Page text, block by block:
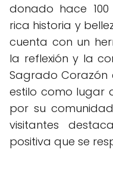
donado hace
rica historia y
cuenta con un
la reflexión y la
Sagrado Corazón
estilo como lugar
por su
visitantes
positiva que se